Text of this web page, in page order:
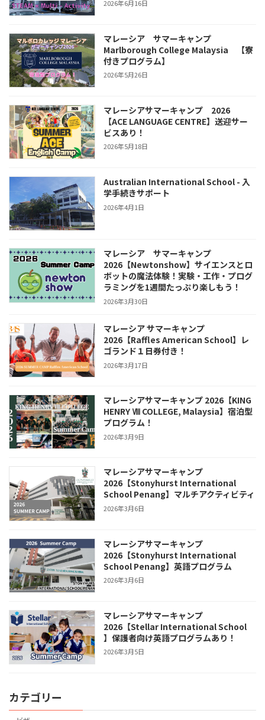
2026年6月16日
マレーシア サマーキャンプ
Marlborough College Malaysia 【寮
付きプログラム】
2026年5月26日
マレーシアサマーキャンプ 2026
【ACE LANGUAGE CENTRE】送迎サー
ビスあり！
2026年5月18日
Australian International School - 入
学手続きサポート
2026年4月1日
マレーシア サマーキャンプ
2026【Newtonshow】サイエンスとロ
ボットの魔法体験！実験・工作・プログ
ラミングを1週間たっぷり楽しもう！
2026年3月30日
マレーシア サマーキャンプ
2026【Raffles American School】レ
ゴランド１日券付き！
2026年3月17日
マレーシアサマーキャンプ 2026【KING
HENRY Ⅷ COLLEGE, Malaysia】宿泊型
プログラム！
2026年3月9日
マレーシアサマーキャンプ
2026【Stonyhurst International
School Penang】マルチアクティビティ
2026年3月6日
マレーシアサマーキャンプ
2026【Stonyhurst International
School Penang】英語プログラム
2026年3月6日
マレーシアサマーキャンプ
2026【Stellar International School
】保護者向け英語プログラムあり！
2026年3月5日
カテゴリー